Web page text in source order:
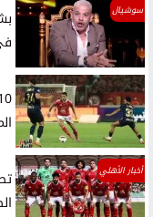
سوشيال
أخبار الأهلي